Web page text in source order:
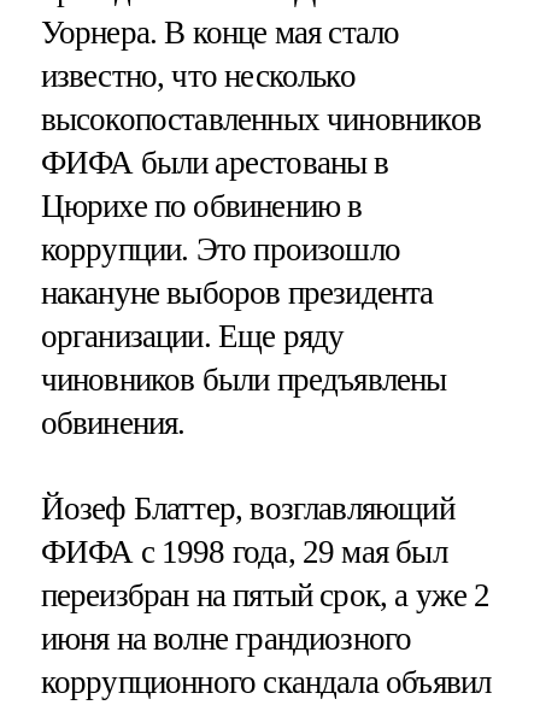
Уорнера. В конце мая стало
известно, что несколько
высокопоставленных чиновников
ФИФА были арестованы в
Цюрихе по обвинению в
коррупции. Это произошло
накануне выборов президента
организации. Еще ряду
чиновников были предъявлены
обвинения.
Йозеф Блаттер, возглавляющий
ФИФА с 1998 года, 29 мая был
переизбран на пятый срок, а уже 2
июня на волне грандиозного
коррупционного скандала объявил